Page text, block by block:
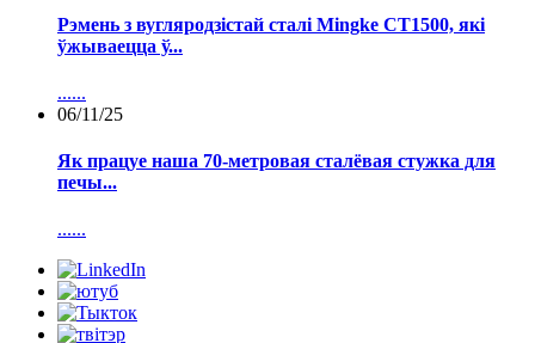
Рэмень з вугляродзістай сталі Mingke CT1500, які
ўжываецца ў...
......
06/11/25
Як працуе наша 70-метровая сталёвая стужка для
печы...
......